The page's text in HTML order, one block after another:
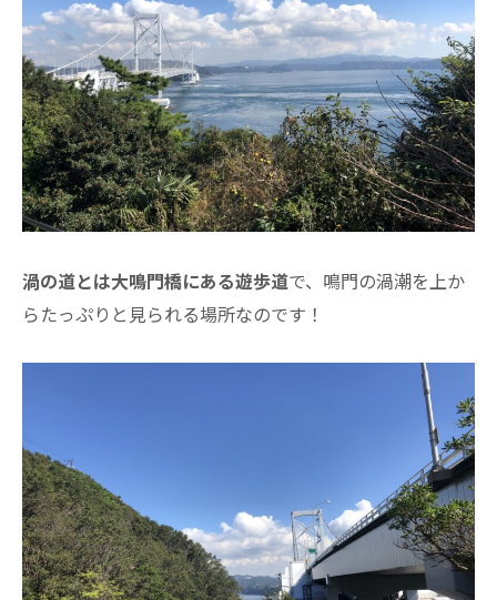
渦の道とは大鳴門橋にある遊歩道で、鳴門の渦潮を上か
らたっぷりと見られる場所なのです！